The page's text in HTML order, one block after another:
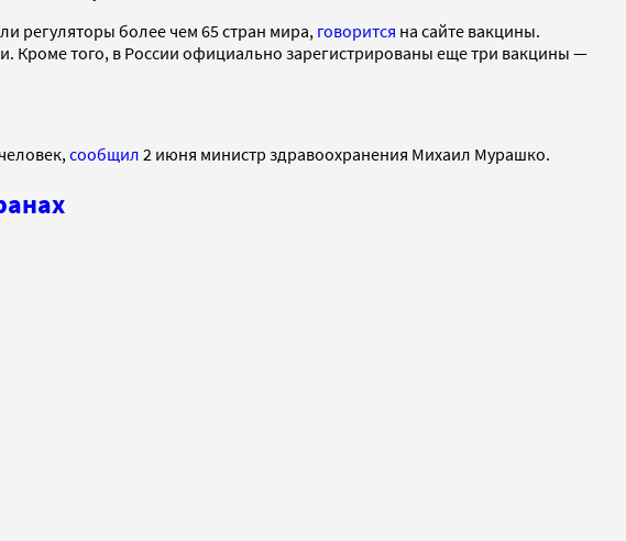
регуляторы более чем 65 стран мира, говорится на сайте вакцины.
Кроме того, в России официально зарегистрированы еще три вакцины —
сообщил 2 июня министр здравоохранения Михаил Мурашко.